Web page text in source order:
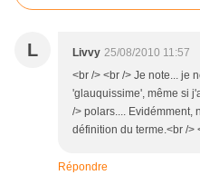
L Livvy 25/08/2010 11:57
<br /> <br /> Je note... je
'glauquissime', même si
/> polars.... Evidémment,
définition du terme.<br />
Répondre